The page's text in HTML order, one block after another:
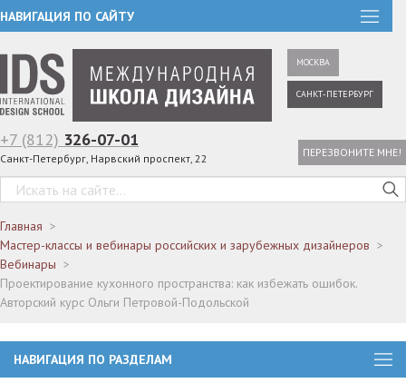
НАВИГАЦИЯ ПО САЙТУ
МОСКВА
САНКТ-ПЕТЕРБУРГ
+7 (812) 326-07-01
Санкт-Петербург, Нарвский проспект, 22 ПЕРЕЗВОНИТЕ МНЕ!
Главная
Мастер-классы и вебинары российских и зарубежных дизайнеров
Вебинары
Проектирование кухонного пространства: как избежать ошибок.
Авторский курс Ольги Петровой-Подольской
НАВИГАЦИЯ ПО РАЗДЕЛАМ